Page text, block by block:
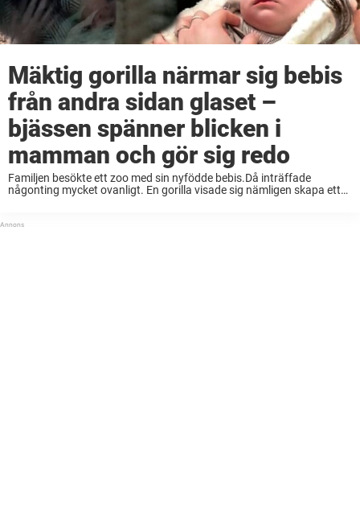
Mäktig gorilla närmar sig bebis
från andra sidan glaset –
bjässen spänner blicken i
mamman och gör sig redo
Familjen besökte ett zoo med sin nyfödde bebis.Då inträffade
någonting mycket ovanligt. En gorilla visade sig nämligen skapa ett